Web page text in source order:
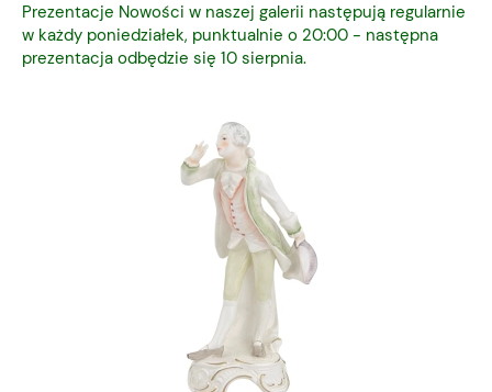
Prezentacje Nowości w naszej galerii następują regularnie
w każdy poniedziałek, punktualnie o 20:00 - następna
prezentacja odbędzie się 10 sierpnia.